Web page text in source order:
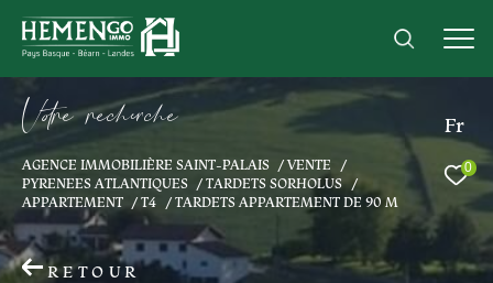
Fr
0
Vore recece
AGENCE IMMOBILIÈRE SAINT-PALAIS
VENTE
PYRENEES ATLANTIQUES
TARDETS SORHOLUS
APPARTEMENT
T4 TARDETS APPARTEMENT DE 90 M
RETOUR
Effectuer une recherche
et trouver le bien qui correspond à vos
critères